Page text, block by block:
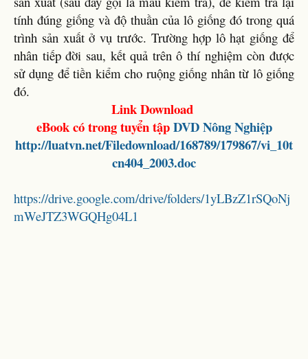
tính đúng giống và độ thuần của lô giống đó trong quá
trình sản xuất ở vụ trước. Trường hợp lô hạt giống để
nhân tiếp đời sau, kết quả trên ô thí nghiệm còn được
sử dụng để tiền kiểm cho ruộng giống nhân từ lô giống
đó.
Link Download
eBook có trong tuyển tậpDVD Nông Nghiệp
http://luatvn.net/Filedownload/168789/179867/vi_10t
cn404_2003.doc
https://drive.google.com/drive/folders/1yLBzZ1rSQoNj
mWeJTZ3WGQHg04L1